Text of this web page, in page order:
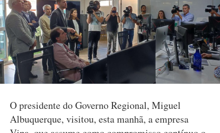
O presidente do Governo Regional, Miguel
Albuquerque, visitou, esta manhã, a empresa